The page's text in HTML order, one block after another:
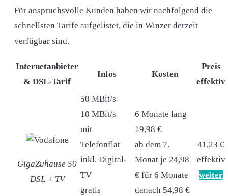
Für anspruchsvolle Kunden haben wir nachfolgend die
schnellsten Tarife aufgelistet, die in Winzer derzeit
verfügbar sind.
Internetanbieter
& DSL-Tarif
Infos Kosten
Preis
effektiv
GigaZuhause 50
DSL + TV
50 MBit/s
10 MBit/s
mit
Telefonflat
inkl. Digital-
TV
gratis
6 Monate lang
19,98 €
ab dem 7.
Monat je 24,98
€ für 6 Monate
danach 54,98 €
41,23 €
effektiv
weiter